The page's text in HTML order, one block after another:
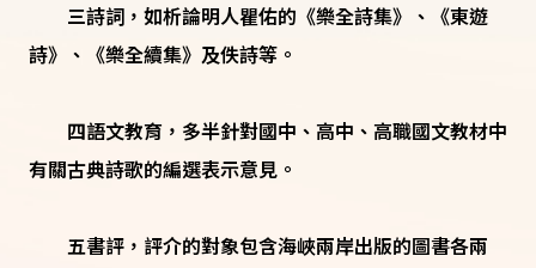
三詩詞，如析論明人瞿佑的《樂全詩集》、《東遊
詩》、《樂全續集》及佚詩等。
四語文教育，多半針對國中、高中、高職國文教材中
有關古典詩歌的編選表示意見。
五書評，評介的對象包含海峽兩岸出版的圖書各兩